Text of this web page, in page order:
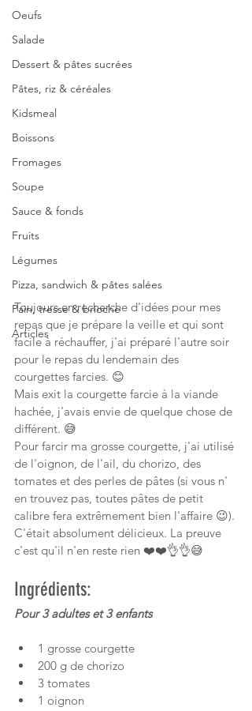
Oeufs
Salade
Dessert & pâtes sucrées
Pâtes, riz & céréales
Kidsmeal
Boissons
Fromages
Soupe
Sauce & fonds
Fruits
Légumes
Pizza, sandwich & pâtes salées
Pain, tresse & brioche
Articles
Toujours en recherche d'idées pour mes
repas que je prépare la veille et qui sont
facile à réchauffer, j'ai préparé l'autre soir
pour le repas du lendemain des
courgettes farcies. 😊
Mais exit la courgette farcie à la viande
hachée, j'avais envie de quelque chose de
différent. 😅
Pour farcir ma grosse courgette, j'ai utilisé
de l'oignon, de l'ail, du chorizo, des
tomates et des perles de pâtes (si vous n'
en trouvez pas, toutes pâtes de petit
calibre fera extrêmement bien l'affaire 😉).
C'était absolument délicieux. La preuve
c'est qu'il n'en reste rien ❤️❤️👌👌😅
Ingrédients:
Pour 3 adultes et 3 enfants
1 grosse courgette
200 g de chorizo
3 tomates
1 oignon